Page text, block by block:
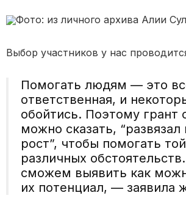
Фото: из личного архива Алии
Выбор участников у нас
Помогать людям — это
ответственная, и
обойтись. Поэтому грант
можно сказать, “
рост”, чтобы помогать
различных
сможем выявить как
их потенциал, — заявила